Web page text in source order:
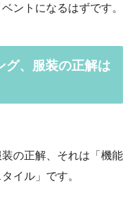
ントになるはずです。
グ、服装の正解は
の正解、それは「機能
イル」です。